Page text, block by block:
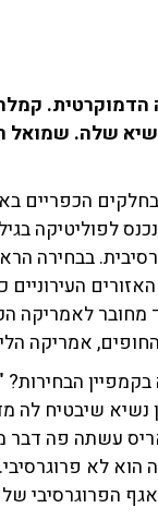
הדמוקרטית.
שלה. שמואל
בחלקים
לפוליטיקה
בבחירה
העירוניים
לאמריקה
אמריקה
שיבטיח לה
עשתה פה דבר
לא
הפרוגרסיבי